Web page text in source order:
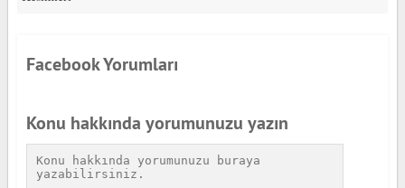
Facebook Yorumları
Konu hakkında yorumunuzu yazın